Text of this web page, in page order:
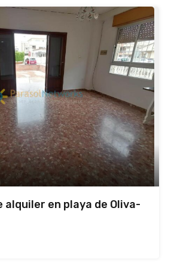
alquiler en playa de Oliva-